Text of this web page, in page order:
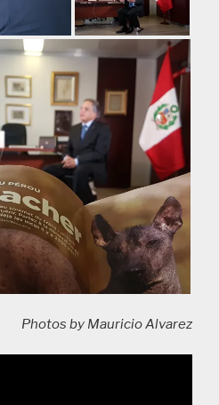
Photos by Mauricio Alvarez